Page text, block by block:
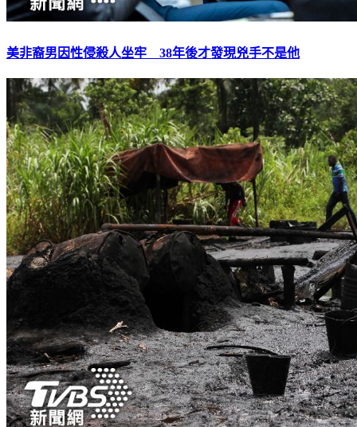
美非裔男因性侵殺人坐牢 38年後才發現兇手不是他